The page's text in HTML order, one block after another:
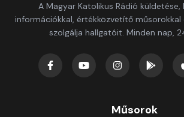
A Magyar Katolikus Rádió küldetése,
információkkal, értékközvetítő műsorokkal
szolgálja hallgatóit. Minden nap,
Műsorok